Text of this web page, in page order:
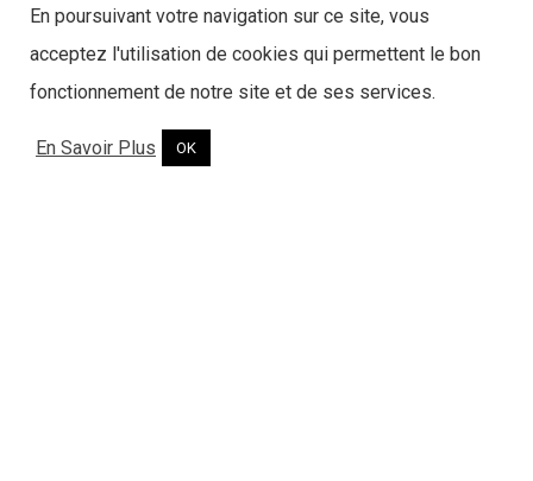
En poursuivant votre navigation sur ce site, vous
acceptez l'utilisation de cookies qui permettent le bon
fonctionnement de notre site et de ses services.
En Savoir Plus OK